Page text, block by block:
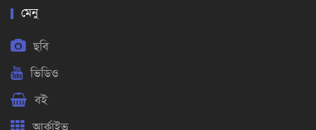
মেনু
ছবি
ভিডিও
বই